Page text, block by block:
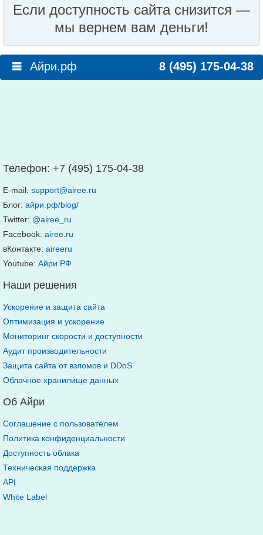
Если доступность сайта снизится —
мы вернем вам деньги!
Айри.рф 8 (495) 175-04-38
Телефон: +7 (495) 175-04-38
E-mail: support@airee.ru
Блог: айри.рф/blog/
Twitter: @airee_ru
Facebook: airee.ru
вКонтакте: aireeru
Youtube: Айри РФ
Наши решения
Ускорение и защита сайта
Оптимизация и ускорение
Мониторинг скорости и доступности
Аудит производительности
Защита сайта от взломов и DDoS
Облачное хранилище данных
Об Айри
Соглашение с пользователем
Политика конфиденциальности
Доступность облака
Техническая поддержка
API
White Label